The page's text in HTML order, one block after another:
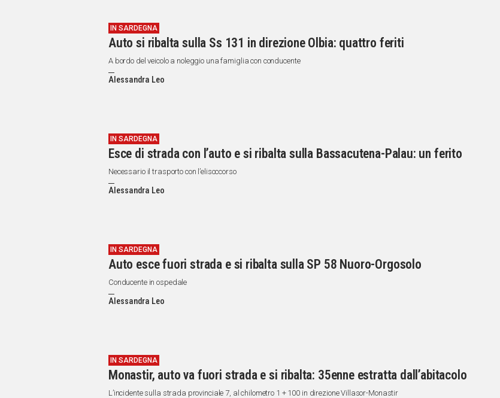
IN SARDEGNA
Auto si ribalta sulla Ss 131 in direzione Olbia: quattro feriti
A bordo del veicolo a noleggio una famiglia con conducente
Alessandra Leo
IN SARDEGNA
Esce di strada con l’auto e si ribalta sulla Bassacutena-Palau: un ferito
Necessario il trasporto con l’elisoccorso
Alessandra Leo
IN SARDEGNA
Auto esce fuori strada e si ribalta sulla SP 58 Nuoro-Orgosolo
Conducente in ospedale
Alessandra Leo
IN SARDEGNA
Monastir, auto va fuori strada e si ribalta: 35enne estratta dall’abitacolo
L’incidente sulla strada provinciale 7, al chilometro 1 + 100 in direzione Villasor-Monastir